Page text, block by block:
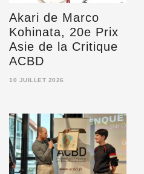
Akari de Marco
Kohinata, 20e Prix
Asie de la Critique
ACBD
10 JUILLET 2026